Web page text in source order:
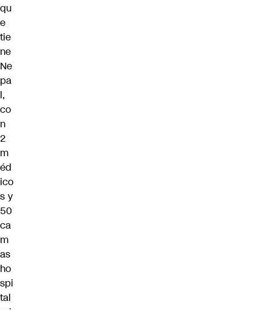
qu
e
tie
ne
Ne
pa
l,
co
n
2
m
éd
ico
s y
50
ca
m
as
ho
spi
tal